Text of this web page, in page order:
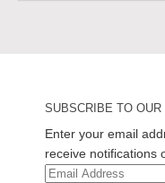
SUBSCRIBE TO OUR
Enter your email
receive notifications
Email